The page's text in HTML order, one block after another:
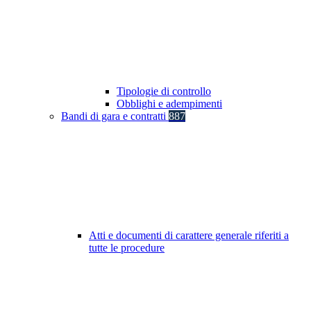
Tipologie di controllo
Obblighi e adempimenti
Bandi di gara e contratti 887
Atti e documenti di carattere generale riferiti a
tutte le procedure